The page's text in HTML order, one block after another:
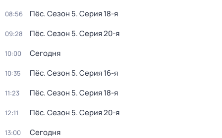
08:56 Пёс. Сезон 5. Серия 18-я
09:28 Пёс. Сезон 5. Серия 20-я
10:00 Сегодня
10:35 Пёс. Сезон 5. Серия 16-я
11:23 Пёс. Сезон 5. Серия 18-я
12:11 Пёс. Сезон 5. Серия 20-я
13:00 Сегодня